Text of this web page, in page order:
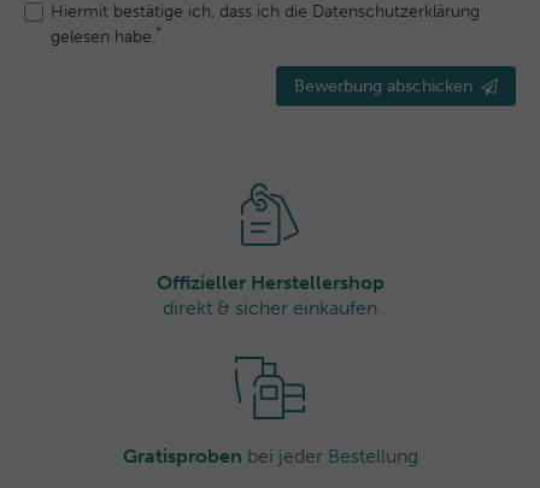
Hiermit bestätige ich, dass ich die Daten­schutz­erklärung
gelesen habe.*
Bewerbung abschicken
Offizieller Herstellershop
direkt & sicher einkaufen
Gratisproben bei jeder Bestellung